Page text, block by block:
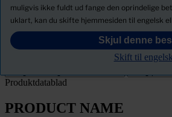
muligvis ikke fuldt ud fange den oprindelige
uklart, kan du skifte hjemmesiden til engelsk
Skjul denne
Skift til engelsk
Download Sikkerhedsdatablade
PRODUCT NAME
Produktdatablad
PRODUCT NAME